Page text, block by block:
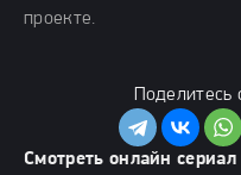
проекте.
Смотреть онлайн